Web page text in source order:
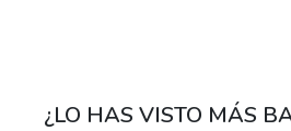
¿LO HAS VISTO MÁS